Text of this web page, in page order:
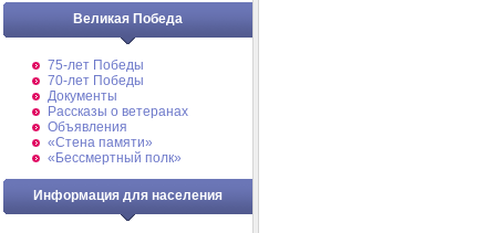
Великая Победа
75-лет Победы
70-лет Победы
Документы
Рассказы о ветеранах
Объявления
«Стена памяти»
«Бессмертный полк»
Информация для населения